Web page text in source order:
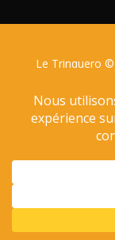
Le Trinquero ©